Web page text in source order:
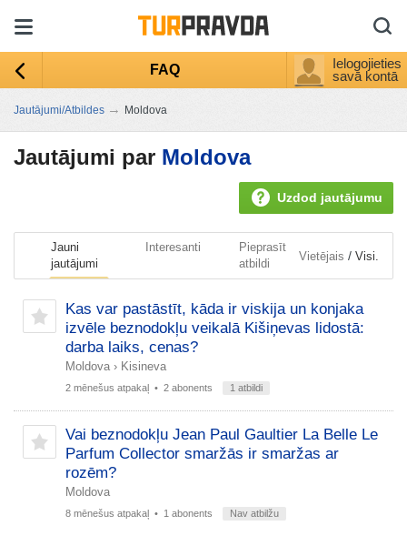
FAQ
Ielogojieties
savā kontā
Jautājumi/Atbildes → Moldova
Jautājumi par Moldova
Uzdod jautājumu
Jauni
jautājumi
Interesanti
Pieprasīt
atbildi
Vietējais / Visi.
Kas var pastāstīt, kāda ir viskija un konjaka
izvēle beznodokļu veikalā Kišiņevas lidostā:
darba laiks, cenas?
Moldova › Kisineva
2 mēnešus atpakaļ • 2 abonents 1 atbildi
Vai beznodokļu Jean Paul Gaultier La Belle Le
Parfum Collector smaržās ir smaržas ar
rozēm?
Moldova
8 mēnešus atpakaļ • 1 abonents Nav atbilžu